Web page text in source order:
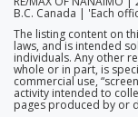
B.C. Canada | 'Each
The listing content on
laws, and is intended
individuals. Any other
whole or in part, is
commercial use,
activity intended to
pages produced by or